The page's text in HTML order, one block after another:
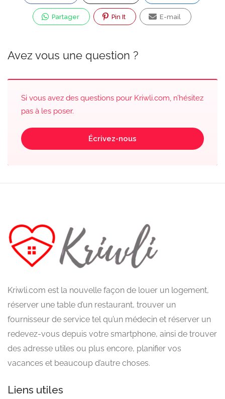
Partager Pin It E-mail
Avez vous une question ?
Si vous avez des questions pour Kriwli.com, n’hésitez
pas à les poser.
Écrivez-nous
Kriwli.com est la nouvelle façon de louer un logement,
réserver une table d’un restaurant, trouver un
fournisseur de service tel qu’un médecin et réserver un
redevez-vous depuis votre smartphone, ainsi de trouver
des adresse utiles ou plus encore, planifier vos
vacances et beaucoup d’autre choses.
Liens utiles